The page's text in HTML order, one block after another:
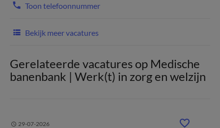
Toon telefoonnummer
Bekijk meer vacatures
Gerelateerde vacatures op Medische
banenbank | Werk(t) in zorg en welzijn
29-07-2026